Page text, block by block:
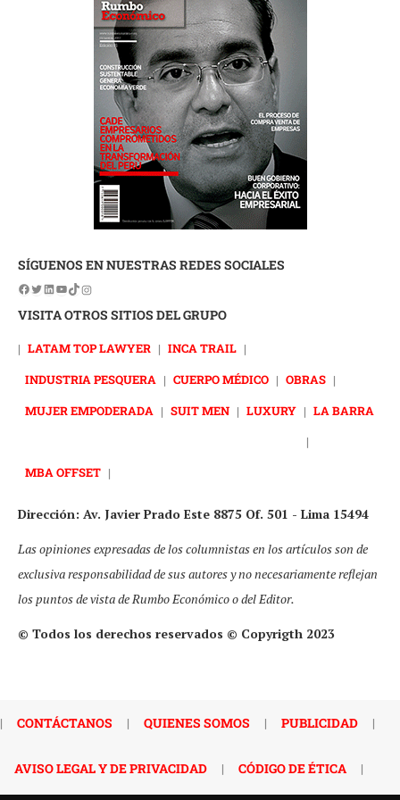
SÍGUENOS EN NUESTRAS REDES SOCIALES
VISITA OTROS SITIOS DEL GRUPO
| LATAM TOP LAWYER | INCA TRAIL |
INDUSTRIA PESQUERA | CUERPO MÉDICO | OBRAS |
MUJER EMPODERADA | SUIT MEN | LUXURY | LA BARRA
|
MBA OFFSET |
Dirección: Av. Javier Prado Este 8875 Of. 501 - Lima 15494
Las opiniones expresadas de los columnistas en los artículos son de
exclusiva responsabilidad de sus autores y no necesariamente reflejan
los puntos de vista de Rumbo Económico o del Editor.
© Todos los derechos reservados © Copyrigth 2023
| CONTÁCTANOS | QUIENES SOMOS | PUBLICIDAD |
AVISO LEGAL Y DE PRIVACIDAD | CÓDIGO DE ÉTICA |